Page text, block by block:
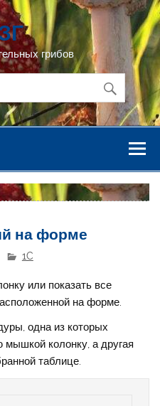
грибов
на форме
1C
или показать все
на форме.
одна из которых
колонку, а другая
таблице.